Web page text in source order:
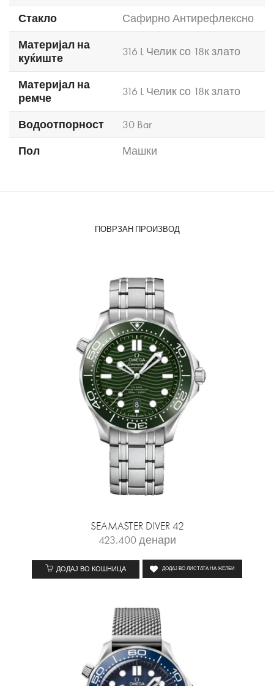
Стакло
Сафирно Антирефлексно
Материјал на
куќиште
316 L Челик со 18к злато
Материјал на
ремче
316 L Челик со 18к злато
Водоотпорност
30 Bar
Пол
Машки
ПОВРЗАН ПРОИЗВОД
SEAMASTER DIVER 42
423.400денари
ДОДАЈ ВО КОШНИЦА ДОДАЈ ВО ЛИСТАТА НА ЖЕЛБИ